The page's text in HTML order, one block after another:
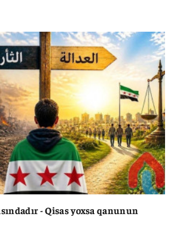
- Qisas yoxsa qanunun